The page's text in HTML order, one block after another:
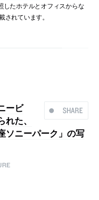
したホテルとオフィスからな
されています。
SHARE
ービ
た、
ソニーパーク」の写